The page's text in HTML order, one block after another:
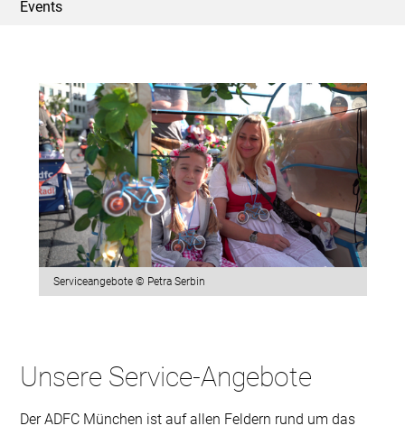
Events
Serviceangebote © Petra Serbin
Unsere Service-Angebote
Der ADFC München ist auf allen Feldern rund um das